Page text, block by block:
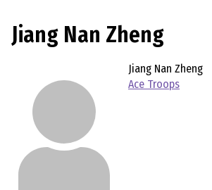
Jiang Nan Zheng
Jiang Nan Zheng
Ace Troops